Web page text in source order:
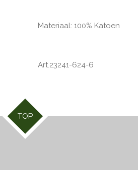
Materiaal: 100% Katoen
Art.23241-624-6
TOP